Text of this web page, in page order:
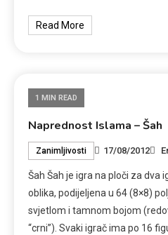
Read More
1 MIN READ
Naprednost Islama – Šah
Zanimljivosti 17/08/2012
Šah Šah je igra na ploči za dva
oblika, podijeljena u 64 (8×8)
svjetlom i tamnom bojom
“crni”). Svaki igrač ima po 16